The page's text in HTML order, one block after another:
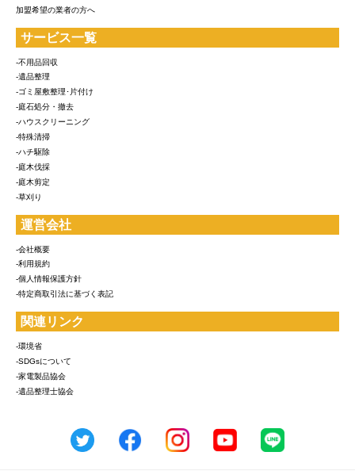
加盟希望の業者の方へ
サービス一覧
-不用品回収
-遺品整理
-ゴミ屋敷整理･片付け
-庭石処分・撤去
-ハウスクリーニング
-特殊清掃
-ハチ駆除
-庭木伐採
-庭木剪定
-草刈り
運営会社
-会社概要
-利用規約
-個人情報保護方針
-特定商取引法に基づく表記
関連リンク
-環境省
-SDGsについて
-家電製品協会
-遺品整理士協会